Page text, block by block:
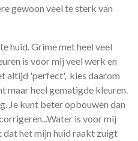
gewoon veel te sterk van
huid. Grime met heel veel
is voor mij veel werk en
altijd 'perfect', kies daarom
maar heel gematigde kleuren.
Je kunt beter opbouwen dan
is voor mij
dat het mijn huid raakt zuigt